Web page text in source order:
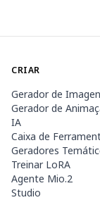
CRIAR
Gerador de
Gerador de
IA
Caixa de
Geradores
Treinar LoRA
Agente Mio.2
Studio